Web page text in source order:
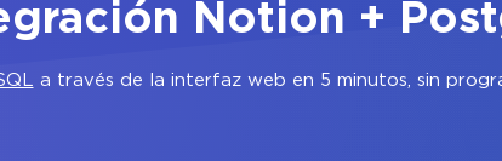
Notion +
a través de la interfaz web en 5 minutos, sin